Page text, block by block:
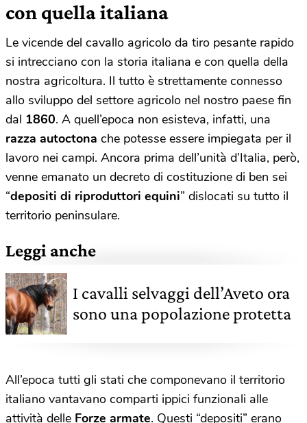
con quella italiana
Le vicende del cavallo agricolo da tiro pesante rapido
si intrecciano con la storia italiana e con quella della
nostra agricoltura. Il tutto è strettamente connesso
allo sviluppo del settore agricolo nel nostro paese fin
dal 1860. A quell’epoca non esisteva, infatti, una
razza autoctona che potesse essere impiegata per il
lavoro nei campi. Ancora prima dell’unità d’Italia, però,
venne emanato un decreto di costituzione di ben sei
“depositi di riproduttori equini” dislocati su tutto il
territorio peninsulare.
Leggi anche
I cavalli selvaggi dell’Aveto ora
sono una popolazione protetta
All’epoca tutti gli stati che componevano il territorio
italiano vantavano comparti ippici funzionali alle
attività delle Forze armate. Questi “depositi” erano